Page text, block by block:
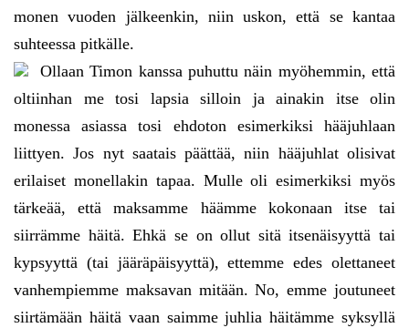
monen vuoden jälkeenkin, niin uskon, että se kantaa
suhteessa pitkälle.
Ollaan Timon kanssa puhuttu näin myöhemmin, että
oltiinhan me tosi lapsia silloin ja ainakin itse olin
monessa asiassa tosi ehdoton esimerkiksi hääjuhlaan
liittyen. Jos nyt saatais päättää, niin hääjuhlat olisivat
erilaiset monellakin tapaa. Mulle oli esimerkiksi myös
tärkeää, että maksamme häämme kokonaan itse tai
siirrämme häitä. Ehkä se on ollut sitä itsenäisyyttä tai
kypsyyttä (tai jääräpäisyyttä), ettemme edes olettaneet
vanhempiemme maksavan mitään. No, emme joutuneet
siirtämään häitä vaan saimme juhlia häitämme syksyllä